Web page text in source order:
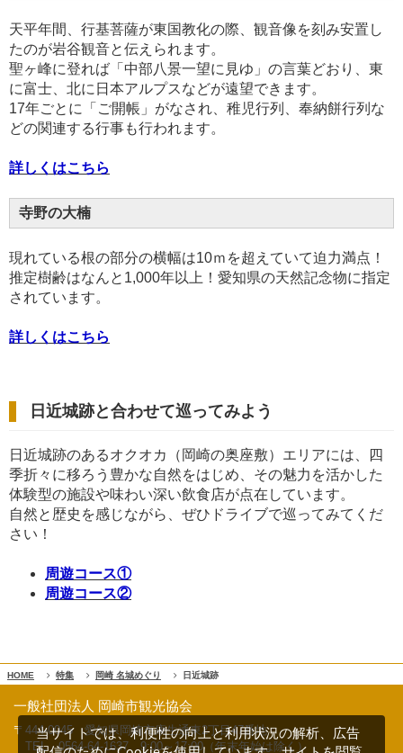
天平年間、行基菩薩が東国教化の際、観音像を刻み安置し
たのが岩谷観音と伝えられます。
聖ヶ峰に登れば「中部八景一望に見ゆ」の言葉どおり、東
に富士、北に日本アルプスなどが遠望できます。
17年ごとに「ご開帳」がなされ、稚児行列、奉納餅行列な
どの関連する行事も行われます。
詳しくはこちら
寺野の大楠
現れている根の部分の横幅は10ｍを超えていて迫力満点！
推定樹齢はなんと1,000年以上！愛知県の天然記念物に指定
されています。
詳しくはこちら
日近城跡と合わせて巡ってみよう
日近城跡のあるオクオカ（岡崎の奥座敷）エリアには、四
季折々に移ろう豊かな自然をはじめ、その魅力を活かした
体験型の施設や味わい深い飲食店が点在しています。
自然と歴史を感じながら、ぜひドライブで巡ってみてくだ
さい！
周遊コース①
周遊コース②
HOME 特集 岡崎 名城めぐり 日近城跡
一般社団法人 岡崎市観光協会
〒444-0045 愛知県岡崎市康生通東2丁目47番地
TEL 0564-64-1637 9:00～17:00（年末年始は除く）
当サイトでは、利便性の向上と利用状況の解析、広告